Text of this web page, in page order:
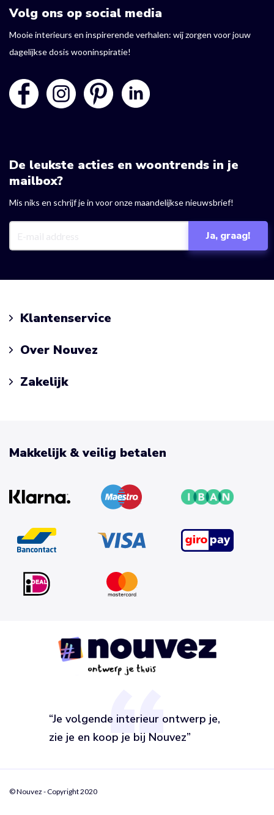
Volg ons op social media
Mooie interieurs en inspirerende verhalen: wij zorgen voor jouw
dagelijkse dosis wooninspiratie!
De leukste acties en woontrends in je
mailbox?
Mis niks en schrijf je in voor onze maandelijkse nieuwsbrief!
Klantenservice
Over Nouvez
Zakelijk
“Je volgende interieur ontwerp je,
zie je en koop je bij Nouvez”
Makkelijk & veilig betalen
© Nouvez - Copyright 2020